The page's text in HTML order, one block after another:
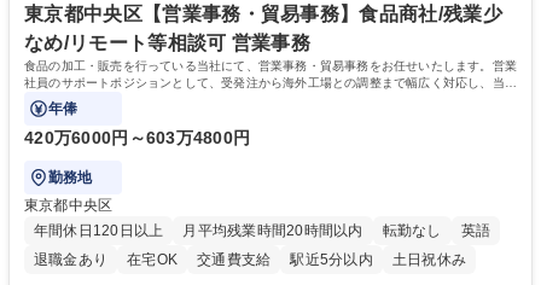
社員から頼られる存在になることができます。平均19:30の退勤以降の業
務の持ち帰りも禁止されており、メリハリのある働き方となります。 学
歴・資格 学歴：大学院 大学 高専 短大 語学力： 資格：
東京都中央区【営業事務・貿易事務】食品商社/残業少
なめ/リモート等相談可 営業事務
食品の加工・販売を行っている当社にて、営業事務・貿易事務をお任せいたします。営業
社員のサポートポジションとして、受発注から海外工場との調整まで幅広く対応し、当社
事業の根幹を支えていただきます。
年俸
420万6000円～603万4800円
勤務地
東京都中央区
年間休日120日以上
月平均残業時間20時間以内 転勤なし
英語
退職金あり
在宅OK 交通費支給 駅近5分以内 土日祝休み